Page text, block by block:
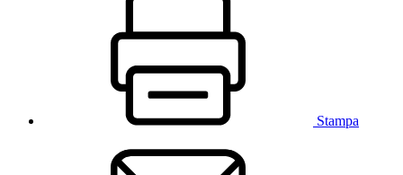
Stampa